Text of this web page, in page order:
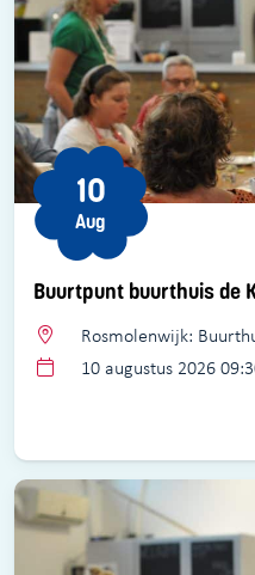
Buurtpunt buurthuis de
10
Aug
Rosmolenwijk:
10 augustus 2026